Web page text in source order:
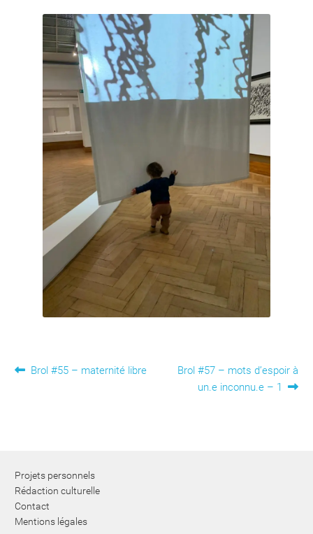
Navigation
Article
Brol #55 – maternité libre
Article
suivant :
Brol #57 – mots d’espoir à
un.e inconnu.e – 1
Projets personnels
Rédaction culturelle
Contact
Mentions légales